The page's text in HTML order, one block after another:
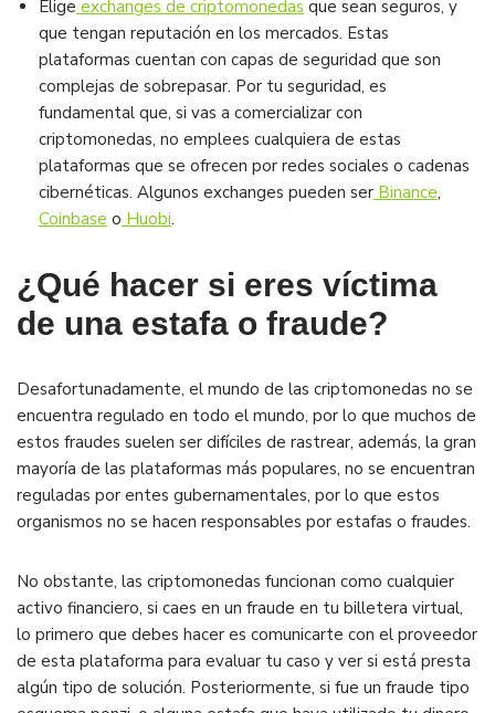
Elige exchanges de criptomonedas que sean seguros, y
que tengan reputación en los mercados. Estas
plataformas cuentan con capas de seguridad que son
complejas de sobrepasar. Por tu seguridad, es
fundamental que, si vas a comercializar con
criptomonedas, no emplees cualquiera de estas
plataformas que se ofrecen por redes sociales o cadenas
cibernéticas. Algunos exchanges pueden ser Binance,
Coinbase o Huobi.
¿Qué hacer si eres víctima
de una estafa o fraude?
Desafortunadamente, el mundo de las criptomonedas no se
encuentra regulado en todo el mundo, por lo que muchos de
estos fraudes suelen ser difíciles de rastrear, además, la gran
mayoría de las plataformas más populares, no se encuentran
reguladas por entes gubernamentales, por lo que estos
organismos no se hacen responsables por estafas o fraudes.
No obstante, las criptomonedas funcionan como cualquier
activo financiero, si caes en un fraude en tu billetera virtual,
lo primero que debes hacer es comunicarte con el proveedor
de esta plataforma para evaluar tu caso y ver si está presta
algún tipo de solución. Posteriormente, si fue un fraude tipo